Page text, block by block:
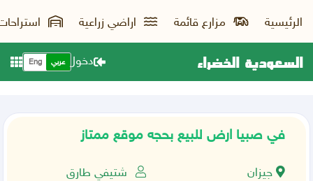
الرئيسية مزارع قائمة اراضي زراعية
السعودية الخضراء دخول عربي Eng
في صبيا ارض للبيع بحجه موقع ممتاز
جيزان
شتيفي طارق